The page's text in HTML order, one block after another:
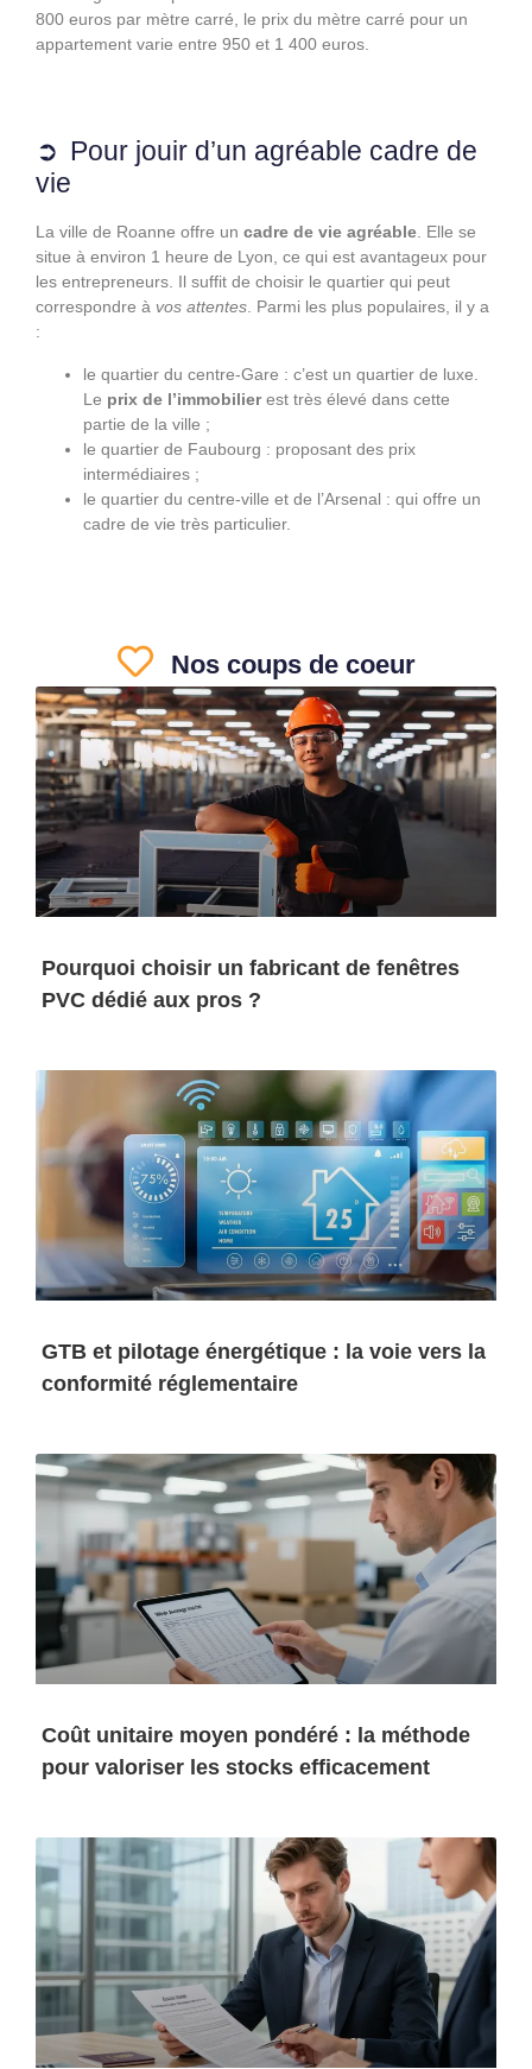
800 euros par mètre carré, le prix du mètre carré pour un
appartement varie entre 950 et 1 400 euros.
Pour jouir d’un agréable cadre de
vie
La ville de Roanne offre un cadre de vie agréable . Elle se
situe à environ 1 heure de Lyon, ce qui est avantageux pour
les entrepreneurs. Il suffit de choisir le quartier qui peut
correspondre à vos attentes . Parmi les plus populaires, il y a
:
le quartier du centre-Gare : c’est un quartier de luxe.
Le prix de l’immobilierest très élevé dans cette
partie de la ville ;
le quartier de Faubourg : proposant des prix
intermédiaires ;
le quartier du centre-ville et de l’Arsenal : qui offre un
cadre de vie très particulier.
Nos coups de coeur
Pourquoi choisir un fabricant de fenêtres
PVC dédié aux pros ?
GTB et pilotage énergétique : la voie vers la
conformité réglementaire
Coût unitaire moyen pondéré : la méthode
pour valoriser les stocks efficacement